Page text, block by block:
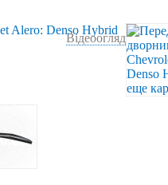
Відеоогляд